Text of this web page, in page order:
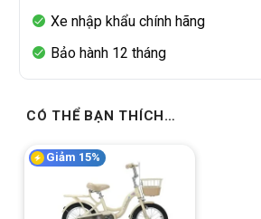
Xe nhập khẩu chính hãng
Bảo hành 12 tháng
CÓ THỂ BẠN THÍCH…
Giảm 15%